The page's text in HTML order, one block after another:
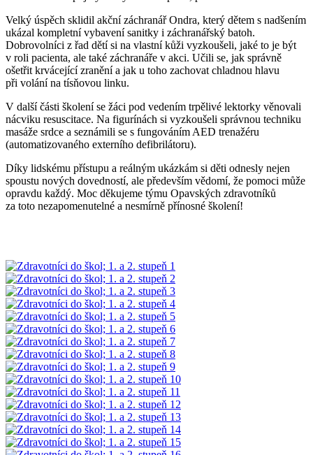
Velký úspěch sklidil akční záchranář Ondra, který dětem s nadšením
ukázal kompletní vybavení sanitky i záchranářský batoh.
Dobrovolníci z řad dětí si na vlastní kůži vyzkoušeli, jaké to je být
v roli pacienta, ale také záchranáře v akci. Učili se, jak správně
ošetřit krvácející zranění a jak u toho zachovat chladnou hlavu
při volání na tísňovou linku.
V další části školení se žáci pod vedením trpělivé lektorky věnovali
nácviku resuscitace. Na figurínách si vyzkoušeli správnou techniku
masáže srdce a seznámili se s fungováním AED trenažéru
(automatizovaného externího defibrilátoru).
Díky lidskému přístupu a reálným ukázkám si děti odnesly nejen
spoustu nových dovedností, ale především vědomí, že pomoci může
opravdu každý. Moc děkujeme týmu Opavských zdravotníků
za toto nezapomenutelné a nesmírně přínosné školení!